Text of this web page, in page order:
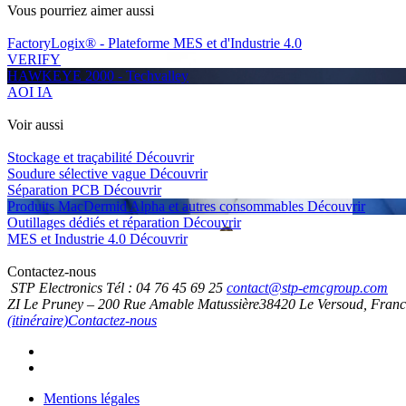
Vous pourriez aimer aussi
FactoryLogix® - Plateforme MES et d'Industrie 4.0
VERIFY
HAWKEYE 2000 - Techvalley
AOI IA
Voir aussi
Stockage et traçabilité Découvrir
Soudure sélective vague Découvrir
Séparation PCB Découvrir
Produits MacDermid Alpha et autres consommables Découvrir
Outillages dédiés et réparation Découvrir
MES et Industrie 4.0 Découvrir
Contactez-nous
STP Electronics Tél : 04 76 45 69 25 contact@stp-emcgroup.com
ZI Le Pruney – 200 Rue Amable Matussière38420 Le Versoud,
(itinéraire)Contactez-nous
Mentions légales